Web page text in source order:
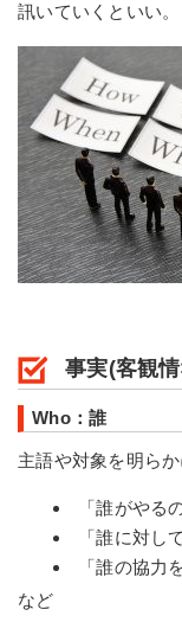
訊いていくといい。
事実(客観
Who：誰
主語や対象を明ら
「誰がやる
「誰に対し
「誰の協力
など